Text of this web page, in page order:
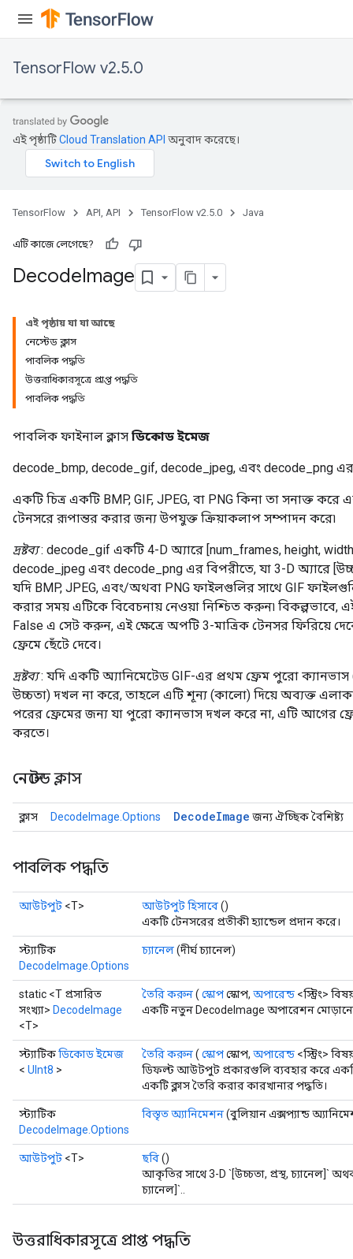
TensorFlow v2.5.0
এই পৃষ্ঠাটিCloud Translation API অনুবাদ করেছে।
TensorFlow API, API TensorFlow v2.5.0 Java
এটি কাজে লেগেছে?
DecodeImage
এই পৃষ্ঠায় যা যা আছে
নেস্টেড ক্লাস
পাবলিক পদ্ধতি
উত্তরাধিকারসূত্রে প্রাপ্ত পদ্ধতি
পাবলিক পদ্ধতি
পাবলিক ফাইনাল ক্লাস ডিকোড ইমেজ
decode_bmp, decode_gif, decode_jpeg, এবং decode_png
একটি চিত্র একটি BMP, GIF, JPEG, বা PNG কিনা তা সনাক্ত করে
টেনসরে রূপান্তর করার জন্য উপযুক্ত ক্রিয়াকলাপ সম্পাদন করে৷
দ্রষ্টব্য: decode_gif একটি 4-D অ্যারে [num_frames, height,
decode_jpeg এবং decode_png এর বিপরীতে, যা 3-D অ্যারে
যদি BMP, JPEG, এবং/অথবা PNG ফাইলগুলির সাথে GIF
করার সময় এটিকে বিবেচনায় নেওয়া নিশ্চিত করুন৷ বিকল্পভাবে,
False এ সেট করুন, এই ক্ষেত্রে অপটি 3-মাত্রিক টেনসর ফিরিয়ে
ফ্রেমে ছেঁটে দেবে।
দ্রষ্টব্য: যদি একটি অ্যানিমেটেড GIF-এর প্রথম ফ্রেম পুরো ক্যানভাস
উচ্চতা) দখল না করে, তাহলে এটি শূন্য (কালো) দিয়ে অব্যক্ত
পরের ফ্রেমের জন্য যা পুরো ক্যানভাস দখল করে না, এটি আগের
করতে।
নেস্টেড ক্লাস
ক্লাস DecodeImage.Options DecodeImage জন্য ঐচ্ছিক বৈশিষ্ট্য
পাবলিক পদ্ধতি
আউটপুট <T> আউটপুট হিসাবে()
একটি টেনসরের প্রতীকী হ্যান্ডেল প্রদান করে।
স্ট্যাটিক
DecodeImage.Options
চ্যানেল(দীর্ঘ চ্যানেল)
static <T প্রসারিত
সংখ্যা> DecodeImage
<T>
তৈরি করুন( স্কোপস্কোপ, অপারেন্ড <স্ট্রিং>
একটি নতুন DecodeImage অপারেশন মোড়ানো
স্ট্যাটিকডিকোড ইমেজ
< UInt8 >
তৈরি করুন( স্কোপস্কোপ, অপারেন্ড <স্ট্রিং>
ডিফল্ট আউটপুট প্রকারগুলি ব্যবহার করে
একটি ক্লাস তৈরি করার কারখানার পদ্ধতি।
স্ট্যাটিক
DecodeImage.Options
বিস্তৃত অ্যানিমেশন(বুলিয়ান এক্সপ্যান্ড
আউটপুট <T> ছবি()
আকৃতির সাথে 3-D `[উচ্চতা, প্রস্থ, চ্যানেল]`
চ্যানেল]`..
উত্তরাধিকারসূত্রে প্রাপ্ত পদ্ধতি